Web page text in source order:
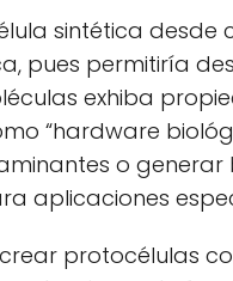
sintética desde
pues permitiría
exhiba
“hardware
o generar
aplicaciones
protocélulas